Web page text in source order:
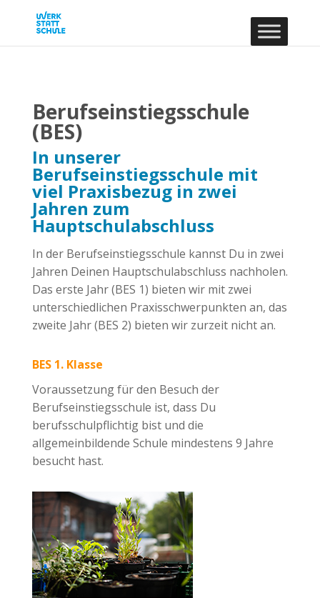
Berufseinstiegsschule
(BES)
In unserer
Berufseinstiegsschule mit
viel Praxisbezug in zwei
Jahren zum
Hauptschulabschluss
In der Berufseinstiegsschule kannst Du in zwei
Jahren Deinen Hauptschulabschluss nachholen.
Das erste Jahr (BES 1) bieten wir mit zwei
unterschiedlichen Praxisschwerpunkten an, das
zweite Jahr (BES 2) bieten wir zurzeit nicht an.
BES 1. Klasse
Voraussetzung für den Besuch der
Berufseinstiegsschule ist, dass Du
berufsschulpflichtig bist und die
allgemeinbildende Schule mindestens 9 Jahre
besucht hast.